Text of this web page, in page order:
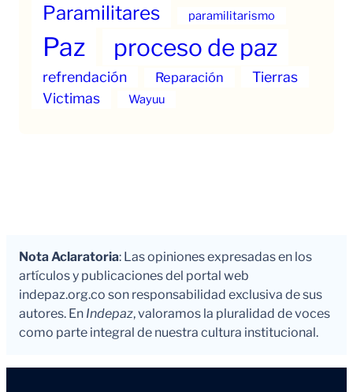
Paramilitares paramilitarismo
Paz proceso de paz
refrendación Reparación
Tierras
Victimas
Wayuu
Nota Aclaratoria: Las opiniones expresadas en los
artículos y publicaciones del portal web
indepaz.org.co son responsabilidad exclusiva de sus
autores. En Indepaz, valoramos la pluralidad de voces
como parte integral de nuestra cultura institucional.